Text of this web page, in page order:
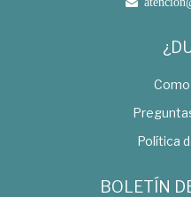
Política
BOLETÍN